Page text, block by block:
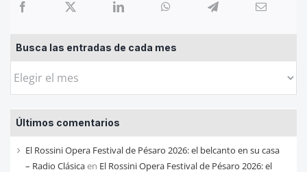
Busca las entradas de cada mes
Busca
entradas
de
cada
mes
Últimos comentarios
El Rossini Opera Festival de Pésaro 2026: el belcanto en su casa
– Radio Clásicaen El Rossini Opera Festival de Pésaro 2026: el